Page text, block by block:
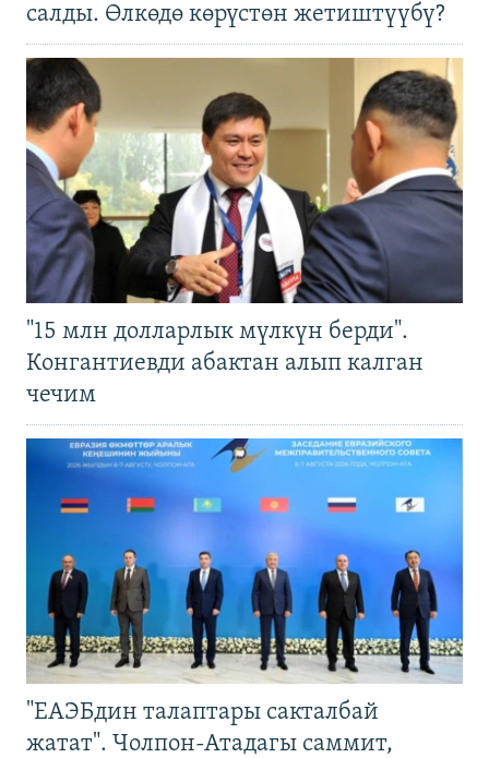
салды. Өлкөдө көрүстөн жетиштүүбү?
"15 млн долларлык мүлкүн берди".
Конгантиевди абактан алып калган
чечим
"ЕАЭБдин талаптары сакталбай
жатат". Чолпон-Атадагы саммит,